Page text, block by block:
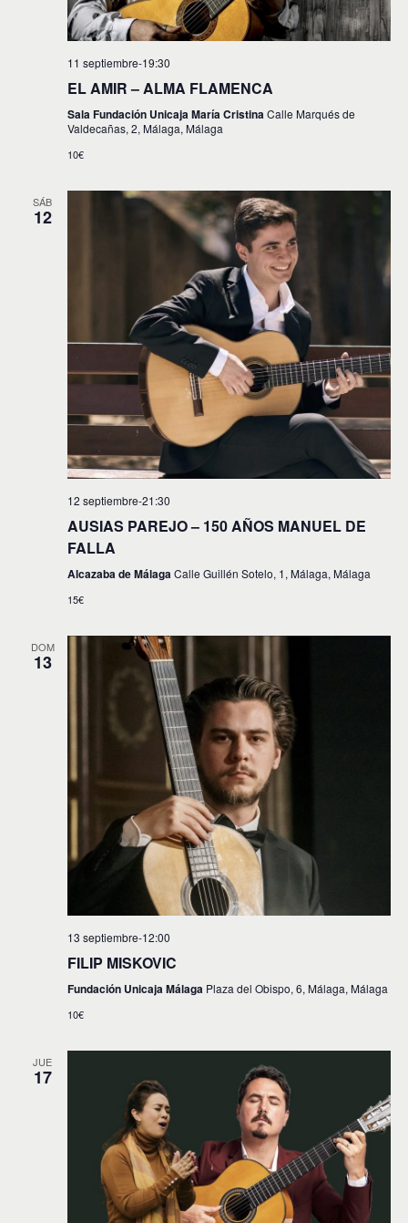
11 septiembre-19:30
EL AMIR – ALMA FLAMENCA
Sala Fundación Unicaja María CristinaCalle Marqués de
Valdecañas, 2, Málaga, Málaga
10€
SÁB
12
12 septiembre-21:30
AUSIAS PAREJO – 150 AÑOS MANUEL DE
FALLA
Alcazaba de MálagaCalle Guillén Sotelo, 1, Málaga, Málaga
15€
DOM
13
13 septiembre-12:00
FILIP MISKOVIC
Fundación Unicaja Málaga Plaza del Obispo, 6, Málaga, Málaga
10€
JUE
17